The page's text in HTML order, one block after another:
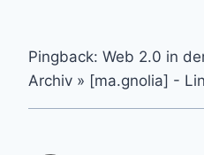
Pingback: Web 2.0 in
Archiv » [ma.gnolia] -